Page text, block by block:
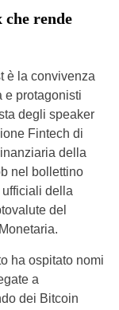
rende
è la convivenza
e protagonisti
degli speaker
Fintech di
della
nel bollettino
ufficiali della
del
ha ospitato nomi
a
dei Bitcoin